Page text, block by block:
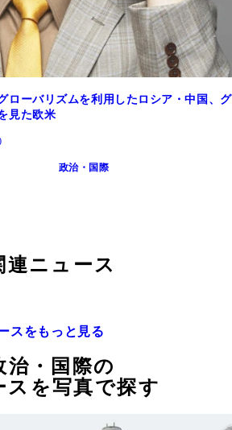
ローバリズムを利用したロシア・中国、グ
見た欧米
政治・国際
連ニュース
スをもっと見る
治・国際の
スを写真で探す